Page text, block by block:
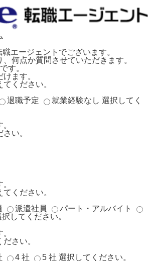
エージェントでございます。
何点か質問させていただきます。
す。
ます。
ください。
退職予定 就業経験なし 選択してく
い。
ください。
派遣社員
パート・アルバイト
択してください。
さい。
4 社 5 社 選択してください。